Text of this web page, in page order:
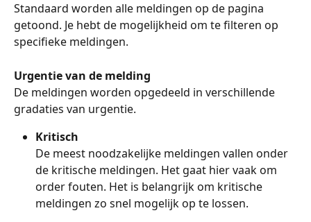
Standaard worden alle meldingen op de pagina
getoond. Je hebt de mogelijkheid om te filteren op
specifieke meldingen.
Urgentie van de melding
De meldingen worden opgedeeld in verschillende
gradaties van urgentie.
Kritisch
De meest noodzakelijke meldingen vallen onder
de kritische meldingen. Het gaat hier vaak om
order fouten. Het is belangrijk om kritische
meldingen zo snel mogelijk op te lossen.